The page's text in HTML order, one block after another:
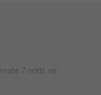
7 notti, ne